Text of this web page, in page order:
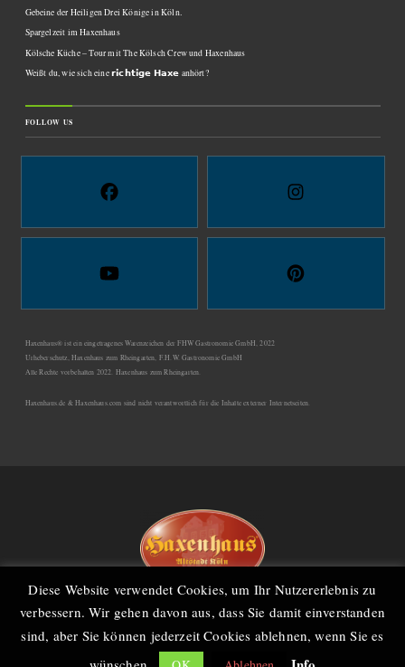
Gebeine der Heiligen Drei Könige in Köln.
Spargelzeit im Haxenhaus
Kölsche Küche – Tour mit The Kölsch Crew und Haxenhaus
Weißt du, wie sich eine 𝗿𝗶𝗰𝗵𝘁𝗶𝗴𝗲 𝗛𝗮𝘅𝗲 anhört?
FOLLOW US
Haxenhaus® ist ein eingetragenes Warenzeichen der FHW Gastronomie GmbH, 2022
Urheberschutz, Haxenhaus zum Rheingarten, F.H.W. Gastronomie GmbH
Alle Rechte vorbehalten 2022. Haxenhaus zum Rheingarten.
Haxenhaus.de & Haxenhaus.com sind nicht verantwortlich für die Inhalte externer Internetseiten.
Kontakt Gutscheine Links Jobs Teilnahmebedingungen
Datenschutz
AGB
Impressum
Diese Website verwendet Cookies, um Ihr Nutzererlebnis zu
verbessern. Wir gehen davon aus, dass Sie damit einverstanden
sind, aber Sie können jederzeit Cookies ablehnen, wenn Sie es